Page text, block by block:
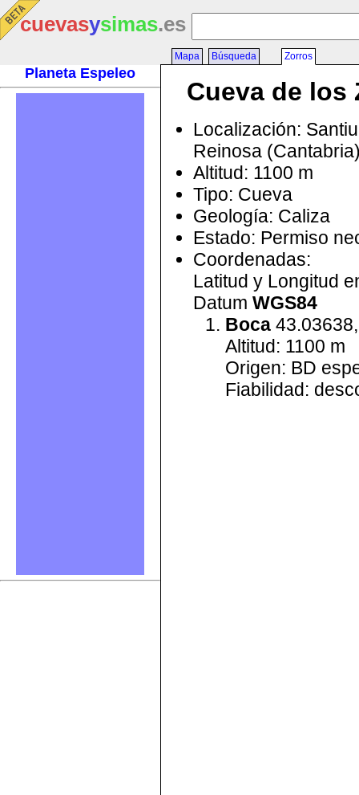
cuevasysimas.es
Planeta Espeleo
Mapa Búsqueda Zorros
Cueva de los
Localización:
Reinosa
Altitud: 1100 m
Tipo: Cueva
Geología: Caliza
Estado: Permiso
Coordenadas:
Latitud y Longitud
Datum WGS84
Boca
Altitud: 1100 m
Origen: BD
Fiabilidad: